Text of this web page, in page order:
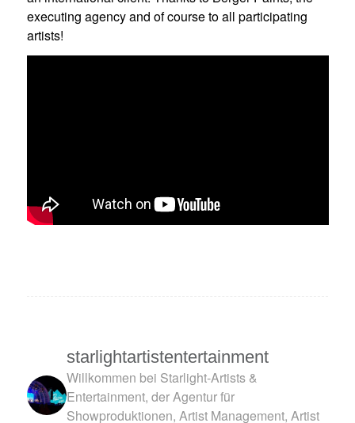
executing agency and of course to all participating
artists!
starlightartistentertainment
Willkommen bei Starlight-Artists &
Entertainment, der Agentur für
Showproduktionen, Artist Management, Artist